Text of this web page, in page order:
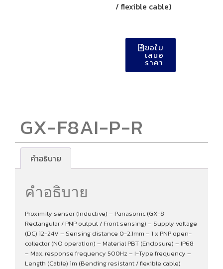
/ flexible cable)
ขอใบ
เสนอ
ราคา
GX-F8AI-P-R
คำอธิบาย
คำอธิบาย
Proximity sensor (Inductive) – Panasonic (GX-8
Rectangular / PNP output / Front sensing) – Supply voltage
(DC) 12-24V – Sensing distance 0-2.1mm – 1 x PNP open-
collector (NO operation) – Material PBT (Enclosure) – IP68
– Max. response frequency 500Hz – I-Type frequency –
Length (Cable) 1m (Bending resistant / flexible cable)